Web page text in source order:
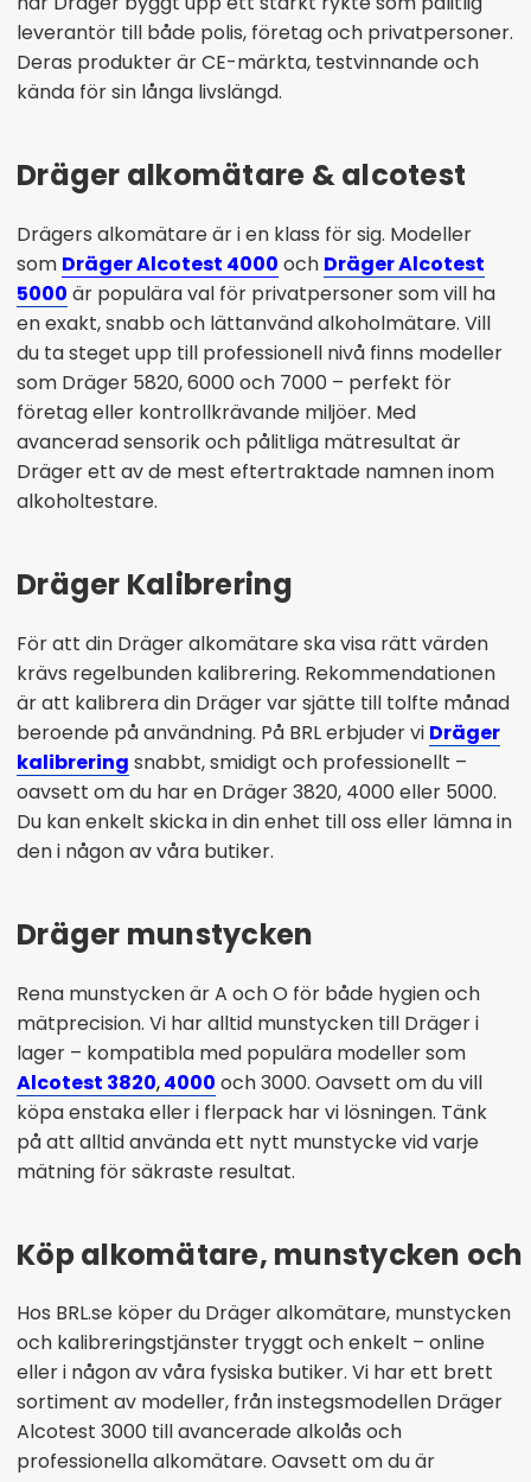
leverantör till både polis, företag och privatpersoner.
Deras produkter är CE-märkta, testvinnande och
kända för sin långa livslängd.
Dräger alkomätare & alcotest
Drägers alkomätare är i en klass för sig. Modeller
som Dräger Alcotest 4000 och Dräger Alcotest
5000 är populära val för privatpersoner som vill ha
en exakt, snabb och lättanvänd alkoholmätare. Vill
du ta steget upp till professionell nivå finns modeller
som Dräger 5820, 6000 och 7000 – perfekt för
företag eller kontrollkrävande miljöer. Med
avancerad sensorik och pålitliga mätresultat är
Dräger ett av de mest eftertraktade namnen inom
alkoholtestare.
Dräger Kalibrering
För att din Dräger alkomätare ska visa rätt värden
krävs regelbunden kalibrering. Rekommendationen
är att kalibrera din Dräger var sjätte till tolfte månad
beroende på användning. På BRL erbjuder vi Dräger
kalibrering snabbt, smidigt och professionellt –
oavsett om du har en Dräger 3820, 4000 eller 5000.
Du kan enkelt skicka in din enhet till oss eller lämna in
den i någon av våra butiker.
Dräger munstycken
Rena munstycken är A och O för både hygien och
mätprecision. Vi har alltid munstycken till Dräger i
lager – kompatibla med populära modeller som
Alcotest 3820,4000 och 3000. Oavsett om du vill
köpa enstaka eller i flerpack har vi lösningen. Tänk
på att alltid använda ett nytt munstycke vid varje
mätning för säkraste resultat.
Köp alkomätare, munstycken och
Hos BRL.se köper du Dräger alkomätare, munstycken
och kalibreringstjänster tryggt och enkelt – online
eller i någon av våra fysiska butiker. Vi har ett brett
sortiment av modeller, från instegsmodellen Dräger
Alcotest 3000 till avancerade alkolås och
professionella alkomätare. Oavsett om du är